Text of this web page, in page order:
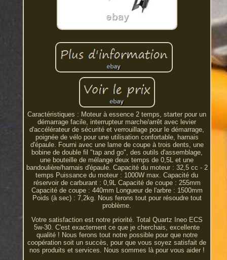
Caractéristiques : Moteur à essence 2 temps, starter pour un
démarrage facile, interrupteur marche/arrêt avec levier
d'accélérateur de sécurité et verrouillage pour le démarrage,
poignée de vélo pour une utilisation confortable, harnais
d'épaule. Fourni avec une lame de coupe à trois dents, une
bobine de double fil "tap and go", des outils d'assemblage,
une bouteille de mélange deux temps de 0,5L et une
bandoulière/harnais d'épaule. Capacité du moteur : 32,5 cc - 2
temps Puissance du moteur : 1000W max. Capacité du
réservoir de carburant : 0,9L Capacité de coupe : 255mm
Capacité de coupe : 440mm Longueur de l'arbre : 1500mm
Poids (à sec) : 7,2kg. Nous ferons tout pour résoudre tout
problème.
Votre satisfaction est notre priorité. Total Quartz Ineo ECS
5w-30. C'est exactement ce que je cherchais, excellente
qualité ! Nous ferons tout notre possible pour que notre
coopération soit un succès, pour que vous soyez satisfait de
nos produits et services. Nous sommes là pour vous aider !